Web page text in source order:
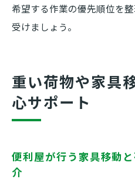
希望する作業の優先順位を
受けましょう。
重い荷物や家具
心サポート
便利屋が行う家具移動
介